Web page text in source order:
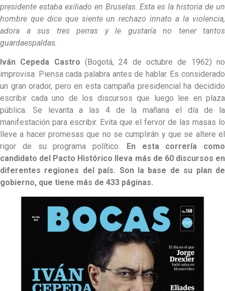
presidente estaba exiliado en Bruselas. Esta es la historia de un
hombre que dice que siente un rechazo innato a la violencia,
adora a sus tres perras y le gustaría no tener tantos
guardaespaldas.
Iván Cepeda Castro (Bogotá, 24 de octubre de 1962) no
improvisa. Piensa cada palabra antes de hablar. Es considerado
un gran orador, pero en esta campaña presidencial ha decidido
escribir cada uno de los discursos que luego lee en plaza
pública. Se levanta a las 4 de la mañana el día de la
manifestación para escribir. Evita que el fervor de las masas lo
lleve a hacer promesas que no se cumplirán y que se altere el
rigor de su programa político. En esta correría como
candidato del Pacto Histórico lleva más de 60 discursos en
diferentes regiones del país. Son la base de su plan de
gobierno, que tiene más de 433 páginas.